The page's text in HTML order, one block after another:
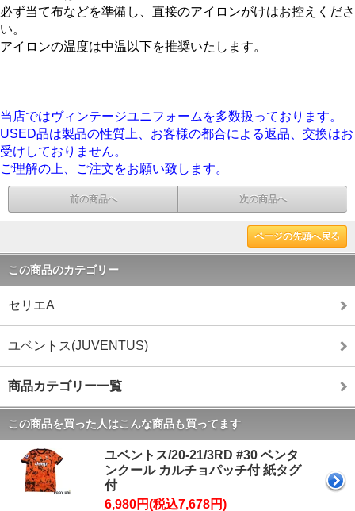
必ず当て布などを準備し、直接のアイロンがけはお控えくださ
い。
アイロンの温度は中温以下を推奨いたします。
当店ではヴィンテージユニフォームを多数扱っております。
USED品は製品の性質上、お客様の都合による返品、交換はお
受けしておりません。
ご理解の上、ご注文をお願い致します。
前の商品へ 次の商品へ
ページの先頭へ戻る
この商品のカテゴリー
セリエA
ユベントス(JUVENTUS)
商品カテゴリー一覧
この商品を買った人はこんな商品も買ってます
ユベントス/20-21/3RD #30 ベンタ
ンクール カルチョパッチ付 紙タグ
付
6,980円(税込7,678円)